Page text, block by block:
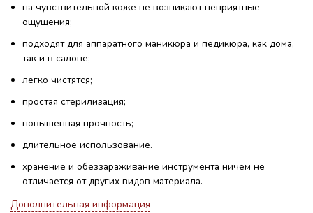
на чувствительной коже не возникают неприятные
ощущения;
подходят для аппаратного маникюра и педикюра, как дома,
так и в салоне;
легко чистятся;
простая стерилизация;
повышенная прочность;
длительное использование.
хранение и обеззараживание инструмента ничем не
отличается от других видов материала.
Дополнительная информация